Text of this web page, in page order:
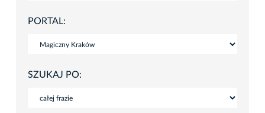
PORTAL:
SZUKAJ PO: